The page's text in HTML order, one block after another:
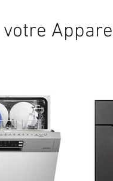
votre